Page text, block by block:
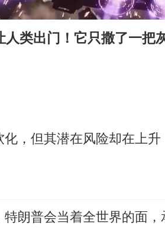
粉笔发布“自曝式”公开信
现代版摸金校尉落网查获400多枚
奋进开新局 实干挑大梁
人类出门！它只撒了一把
，但其潜在风险却在上升
朗普会当着全世界的面